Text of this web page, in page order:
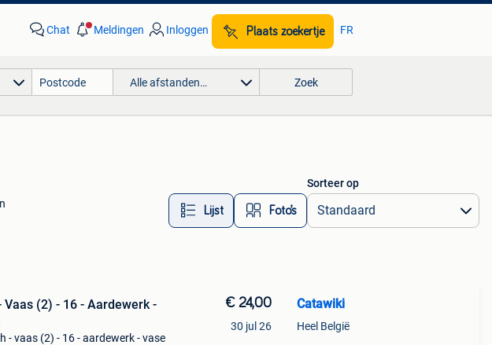
Chat Meldingen Inloggen Plaats zoekertje FR
Alle afstanden… Zoek
Lijst Foto’s
Sorteer op
Vaas (2) - 16 - Aardewerk -
- vaas (2) - 16 - aardewerk - vase
€ 24,00
30 jul 26
Catawiki
Heel België